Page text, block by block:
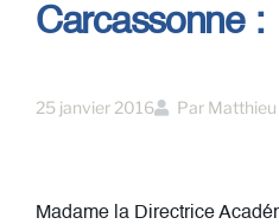
Carcassonne :
25 janvier 2016 Par
Madame la Directrice